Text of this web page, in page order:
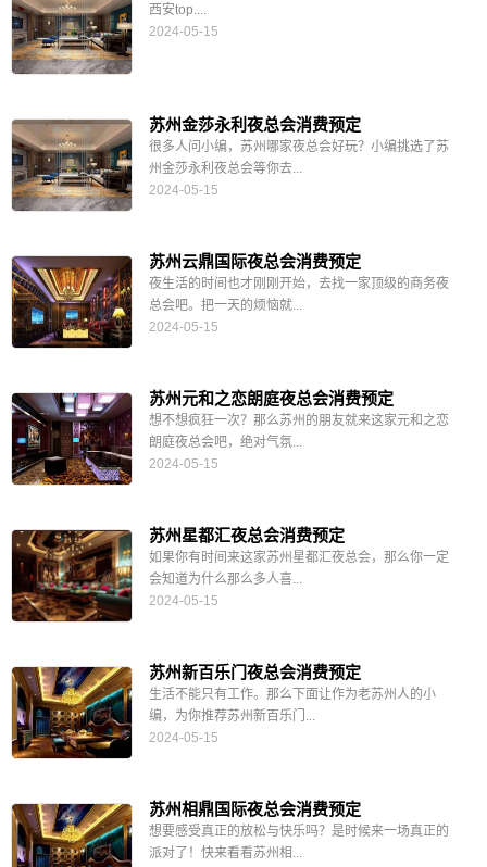
西安top....
2024-05-15
苏州金莎永利夜总会消费预定
很多人问小编，苏州哪家夜总会好玩？小编挑选了苏
州金莎永利夜总会等你去...
2024-05-15
苏州云鼎国际夜总会消费预定
夜生活的时间也才刚刚开始，去找一家顶级的商务夜
总会吧。把一天的烦恼就...
2024-05-15
苏州元和之恋朗庭夜总会消费预定
想不想疯狂一次？那么苏州的朋友就来这家元和之恋
朗庭夜总会吧，绝对气氛...
2024-05-15
苏州星都汇夜总会消费预定
如果你有时间来这家苏州星都汇夜总会，那么你一定
会知道为什么那么多人喜...
2024-05-15
苏州新百乐门夜总会消费预定
生活不能只有工作。那么下面让作为老苏州人的小
编，为你推荐苏州新百乐门...
2024-05-15
苏州相鼎国际夜总会消费预定
想要感受真正的放松与快乐吗？是时候来一场真正的
派对了！快来看看苏州相...